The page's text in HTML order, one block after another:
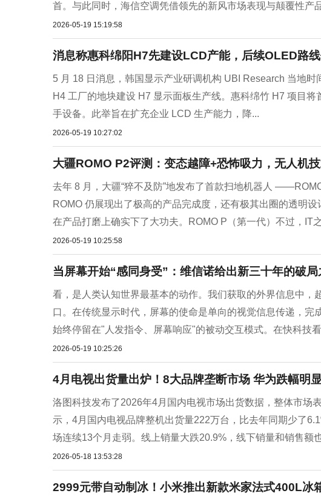
首。与此同时，海信空调凭借领先的新风市场表现与颠覆性产
2026-05-19 15:19:58
消息称惠科绵阳H7先建设LCD产能，后续OLED路
5 月 18 日消息，韩国显示产业研调机构 UBI Research 当地
H4 工厂的地块建设 H7 显示面板生产线。惠科绵竹 H7 项目
手设备。此举旨在扩充企业 LCD 生产能力，降...
2026-05-19 10:27:02
大疆ROMO P2评测：变态越障+恐怖吸力，无人机
去年 8 月，大疆“猝不及防”地发布了首款扫地机器人
ROMO 仍展现出了极高的产品完成度，还有极其出圈的透明
在产品打磨上确实下了大功夫。ROMO P（第一代）不过，IT
2026-05-19 10:25:58
当屏幕开始“感同身受”：维信诺给出新三十年的破局
看，是人类认知世界最基本的动作。我们获取的外界信息中，
口。在传统显示时代，屏幕的使命是单向的视觉信息传递，完
始终停留在"人发指令、屏幕响应"的被动交互模式。在快科技
2026-05-19 10:25:26
4月电视出货量出炉！8大品牌垄断市场 华为跌幅明显
洛图科技发布了2026年4月国内电视市场出货数据，整体市场
示，4月国内电视品牌整机出货量222万台，比去年同期少了
场连续13个月走弱。线上销量大跌20.9%，线下销量和销售额
2026-05-18 13:53:28
2999元带自动制冰！小米推出新款米家法式400L冰